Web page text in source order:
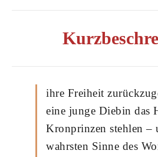
ihre Freiheit
eine junge Diebin das
Kronprinzen stehlen –
wahrsten Sinne des